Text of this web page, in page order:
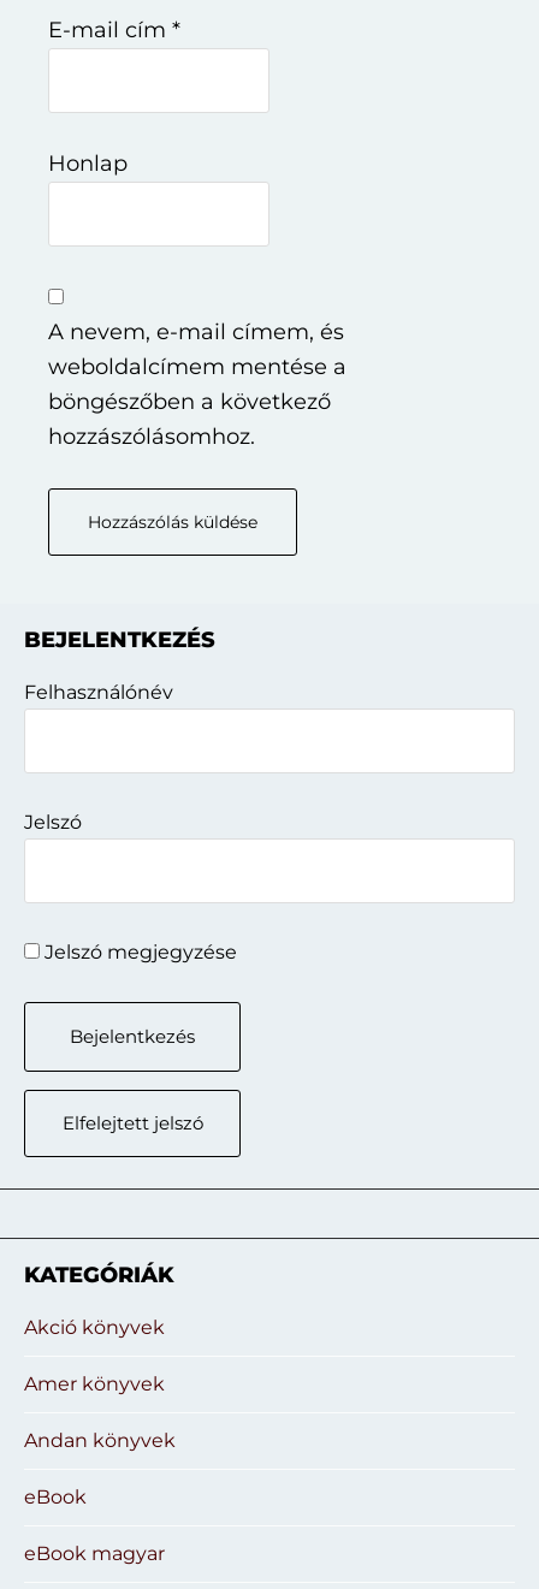
E-mail cím *
Honlap
A nevem, e-mail címem, és
weboldalcímem mentése a
böngészőben a következő
hozzászólásomhoz.
Elsődleges
oldalsáv
BEJELENTKEZÉS
Felhasználónév
Jelszó
Jelszó megjegyzése
Elfelejtett jelszó
KATEGÓRIÁK
Akció könyvek
Amer könyvek
Andan könyvek
eBook
eBook magyar